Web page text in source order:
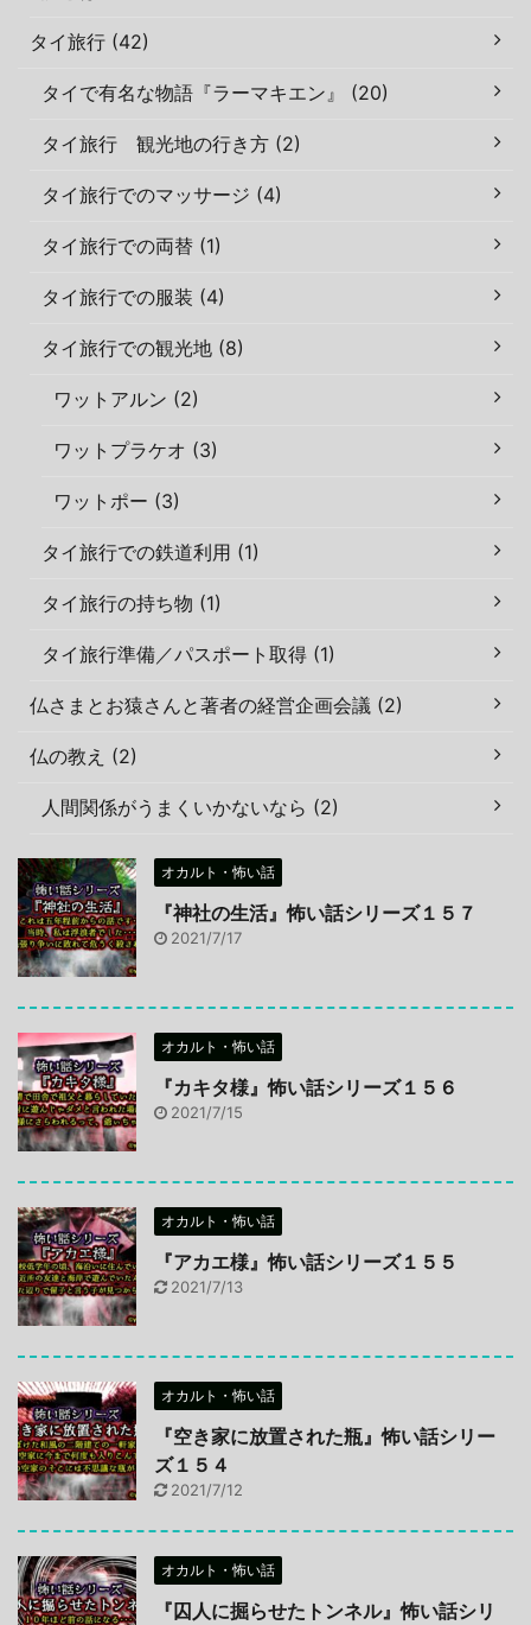
タイ旅行 (42)
タイで有名な物語『ラーマキエン』 (20)
タイ旅行 観光地の行き方 (2)
タイ旅行でのマッサージ (4)
タイ旅行での両替 (1)
タイ旅行での服装 (4)
タイ旅行での観光地 (8)
ワットアルン (2)
ワットプラケオ (3)
ワットポー (3)
タイ旅行での鉄道利用 (1)
タイ旅行の持ち物 (1)
タイ旅行準備／パスポート取得 (1)
仏さまとお猿さんと著者の経営企画会議 (2)
仏の教え (2)
人間関係がうまくいかないなら (2)
オカルト・怖い話
『神社の生活』怖い話シリーズ１５７
2021/7/17
オカルト・怖い話
『カキタ様』怖い話シリーズ１５６
2021/7/15
オカルト・怖い話
『アカエ様』怖い話シリーズ１５５
2021/7/13
オカルト・怖い話
『空き家に放置された瓶』怖い話シリー
ズ１５４
2021/7/12
オカルト・怖い話
『囚人に掘らせたトンネル』怖い話シリ